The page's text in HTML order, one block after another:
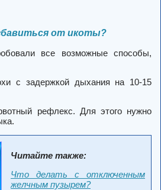
от икоты?
все возможные способы,
с задержкой дыхания на 10-15
рефлекс. Для этого нужно
Читайте также:
Что делать с отключенным
желчным пузырем?